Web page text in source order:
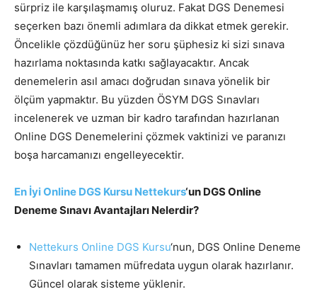
sürpriz ile karşılaşmamış oluruz. Fakat DGS Denemesi
seçerken bazı önemli adımlara da dikkat etmek gerekir.
Öncelikle çözdüğünüz her soru şüphesiz ki sizi sınava
hazırlama noktasında katkı sağlayacaktır. Ancak
denemelerin asıl amacı doğrudan sınava yönelik bir
ölçüm yapmaktır. Bu yüzden ÖSYM DGS Sınavları
incelenerek ve uzman bir kadro tarafından hazırlanan
Online DGS Denemelerini çözmek vaktinizi ve paranızı
boşa harcamanızı engelleyecektir.
En İyi Online DGS Kursu Nettekurs‘un DGS Online
Deneme Sınavı Avantajları Nelerdir?
Nettekurs Online DGS Kursu‘nun, DGS Online Deneme
Sınavları tamamen müfredata uygun olarak hazırlanır.
Güncel olarak sisteme yüklenir.